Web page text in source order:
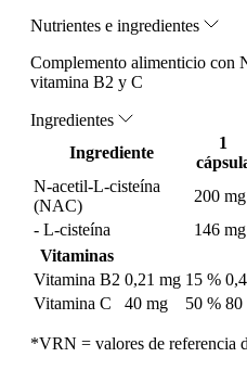
Nutrientes e ingredientes
Complemento alimenticio con
vitamina B2 y C
Ingredientes
Ingrediente
1
N-acetil-L-cisteína
(NAC)
200 mg
- L-cisteína
146 mg
Vitaminas
Vitamina B2 0,21 mg 15 %
Vitamina C
40 mg 50 % 80
*VRN = valores de referencia